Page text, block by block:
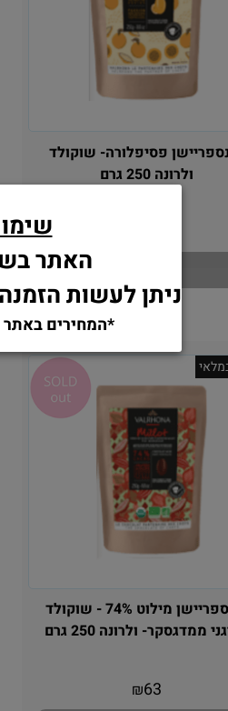
פסיפלורה- שוקולד
ולרונה 250 גרם
אינספריישן מילוט 74% - שוקולד
ממדגסקר- ולרונה 250 גרם
₪63
האתר
ניתן לעשות
*המחירים באתר